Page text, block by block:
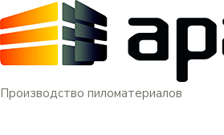
Производство пиломатериалов
Меню
Перейти
к
содержимому